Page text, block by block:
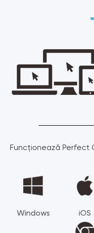
Funcționează Perfect
Windows iOS